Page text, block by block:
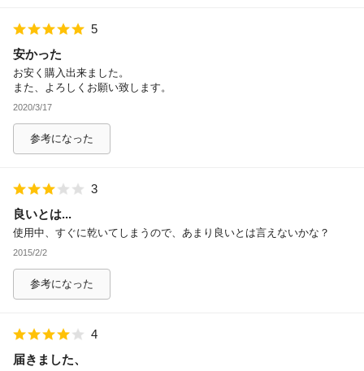
5
安かった
お安く購入出来ました。
また、よろしくお願い致します。
2020/3/17
参考になった
3
良いとは...
使用中、すぐに乾いてしまうので、あまり良いとは言えないかな？
2015/2/2
参考になった
4
届きました、